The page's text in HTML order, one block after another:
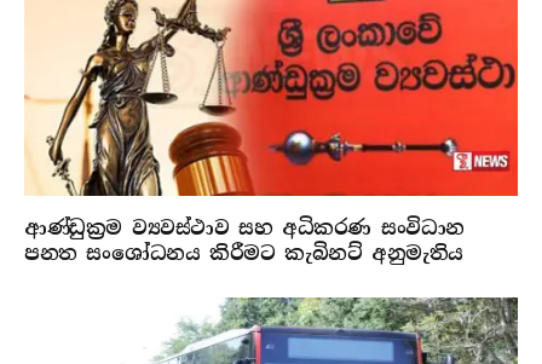
ආණ්ඩුක්‍රම ව්‍යවස්ථාව සහ අධිකරණ සංවිධාන
පනත සංශෝධනය කිරීමට කැබිනට් අනුමැතිය